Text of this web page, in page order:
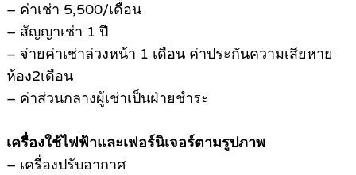
– ค่าเช่า 5,500/เดือน
– สัญญาเช่า 1 ปี
– จ่ายค่าเช่าล่วงหน้า 1 เดือน ค่าประกันความเสียหาย
ห้อง2เดือน
– ค่าส่วนกลางผู้เช่าเป็นฝ่ายชำระ
เครื่องใช้ไฟฟ้าและเฟอร์นิเจอร์ตามรูปภาพ
– เครื่องปรับอากาศ